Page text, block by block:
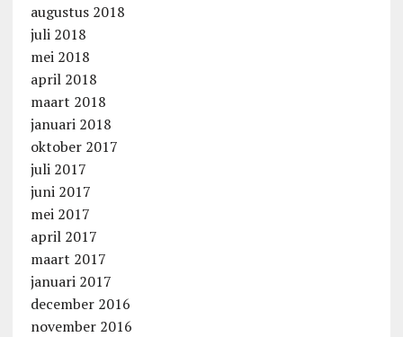
augustus 2018
juli 2018
mei 2018
april 2018
maart 2018
januari 2018
oktober 2017
juli 2017
juni 2017
mei 2017
april 2017
maart 2017
januari 2017
december 2016
november 2016